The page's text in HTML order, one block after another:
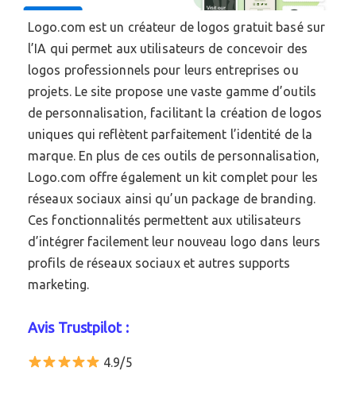
Logo.com est un créateur de logos gratuit basé sur
l’IA qui permet aux utilisateurs de concevoir des
logos professionnels pour leurs entreprises ou
projets. Le site propose une vaste gamme d’outils
de personnalisation, facilitant la création de logos
uniques qui reflètent parfaitement l’identité de la
marque. En plus de ces outils de personnalisation,
Logo.com offre également un kit complet pour les
réseaux sociaux ainsi qu’un package de branding.
Ces fonctionnalités permettent aux utilisateurs
d’intégrer facilement leur nouveau logo dans leurs
profils de réseaux sociaux et autres supports
marketing.
Avis Trustpilot :
4.9/5